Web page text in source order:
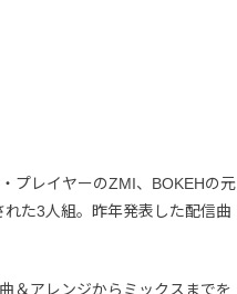
プレイヤーのZMI、BOKEHの元
た3人組。昨年発表した配信曲
＆アレンジからミックスまでを